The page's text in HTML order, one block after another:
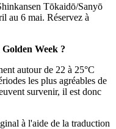
Tōkaidō/Sanyō
au 6 mai. Réservez à
Week ?
autour de 22 à 25°C
les plus agréables de
survenir, il est donc
à l'aide de la traduction